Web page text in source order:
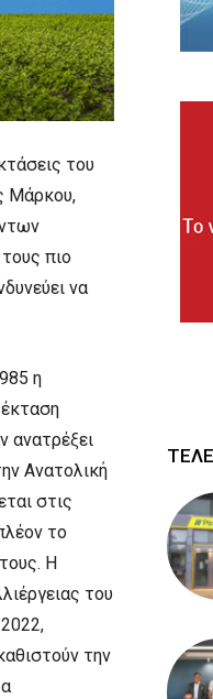
του
Μάρκου,
πιο
να
η
ανατρέξει
Ανατολική
στις
το
Η
του
την